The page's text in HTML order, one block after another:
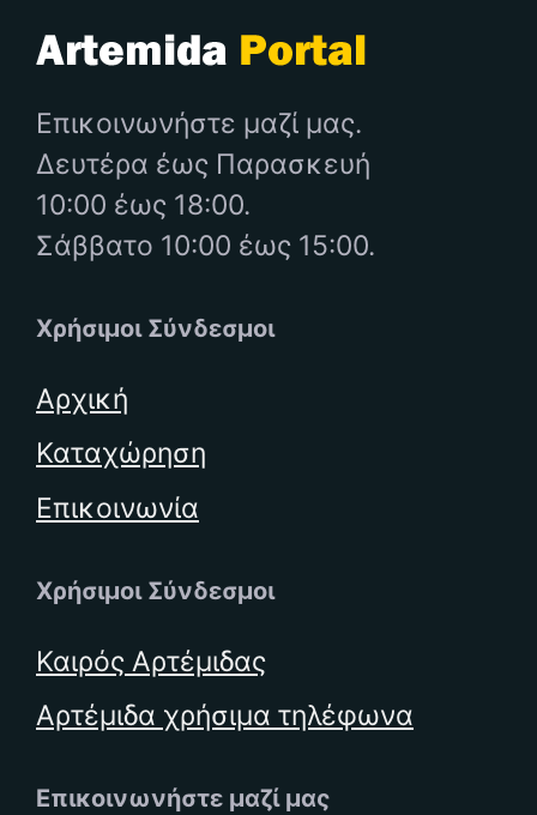
Επικοινωνήστε μαζί μας.
Δευτέρα έως Παρασκευή
10:00 έως 18:00.
Σάββατο 10:00 έως 15:00.
Χρήσιμοι Σύνδεσμοι
Αρχική
Καταχώρηση
Επικοινωνία
Χρήσιμοι Σύνδεσμοι
Καιρός Αρτέμιδας
Αρτέμιδα χρήσιμα τηλέφωνα
Επικοινωνήστε μαζί μας